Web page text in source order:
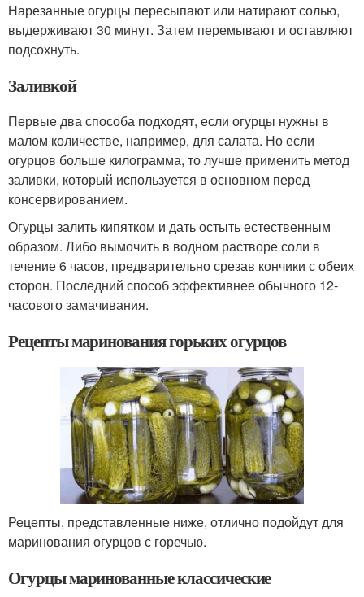
Нарезанные огурцы пересыпают или натирают солью,
выдерживают 30 минут. Затем перемывают и оставляют
подсохнуть.
Заливкой
Первые два способа подходят, если огурцы нужны в
малом количестве, например, для салата. Но если
огурцов больше килограмма, то лучше применить метод
заливки, который используется в основном перед
консервированием.
Огурцы залить кипятком и дать остыть естественным
образом. Либо вымочить в водном растворе соли в
течение 6 часов, предварительно срезав кончики с обеих
сторон. Последний способ эффективнее обычного 12-
часового замачивания.
Рецепты маринования горьких огурцов
Рецепты, представленные ниже, отлично подойдут для
маринования огурцов с горечью.
Огурцы маринованные классические